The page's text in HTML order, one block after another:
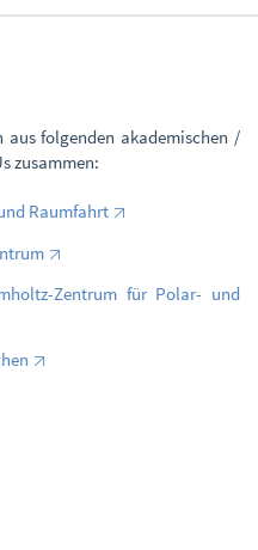
aus folgenden akademischen /
zusammen:
Raumfahrt
Zentrum für Polar- und